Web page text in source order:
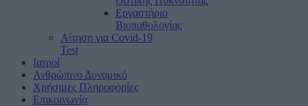
Εργαστήριο
Βιοπαθολογίας
Αίτηση για Covid-19
Test
Ιατροί
Ανθρώπινο Δυναμικό
Χρήσιμες Πληροφορίες
Επικοινωνία